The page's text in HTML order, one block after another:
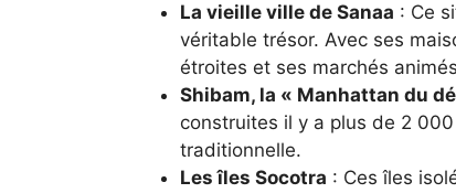
La vieille ville de Sanaa : Ce
véritable trésor. Avec ses
étroites et ses marchés
Shibam, la « Manhattan du
construites il y a plus de 2
traditionnelle.
Les îles Socotra : Ces îles